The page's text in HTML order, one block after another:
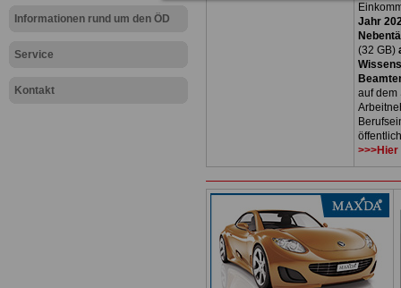
Informationen rund um den ÖD
Service
Kontakt
Jahr
(32 GB)
auf dem